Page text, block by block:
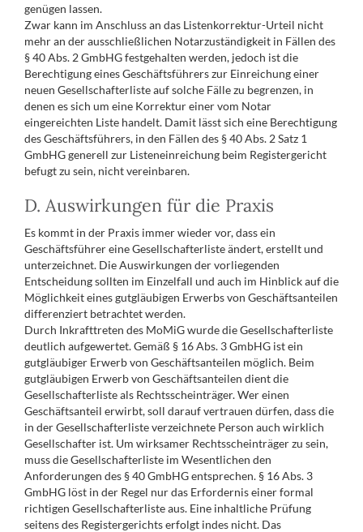
genügen lassen.
Zwar kann im Anschluss an das Listenkorrektur-Urteil nicht
mehr an der ausschließlichen Notarzuständigkeit in Fällen des
§ 40 Abs. 2 GmbHG festgehalten werden, jedoch ist die
Berechtigung eines Geschäftsführers zur Einreichung einer
neuen Gesellschafterliste auf solche Fälle zu begrenzen, in
denen es sich um eine Korrektur einer vom Notar
eingereichten Liste handelt. Damit lässt sich eine Berechtigung
des Geschäftsführers, in den Fällen des § 40 Abs. 2 Satz 1
GmbHG generell zur Listeneinreichung beim Registergericht
befugt zu sein, nicht vereinbaren.
D. Auswirkungen für die Praxis
Es kommt in der Praxis immer wieder vor, dass ein
Geschäftsführer eine Gesellschafterliste ändert, erstellt und
unterzeichnet. Die Auswirkungen der vorliegenden
Entscheidung sollten im Einzelfall und auch im Hinblick auf die
Möglichkeit eines gutgläubigen Erwerbs von Geschäftsanteilen
differenziert betrachtet werden.
Durch Inkrafttreten des MoMiG wurde die Gesellschafterliste
deutlich aufgewertet. Gemäß § 16 Abs. 3 GmbHG ist ein
gutgläubiger Erwerb von Geschäftsanteilen möglich. Beim
gutgläubigen Erwerb von Geschäftsanteilen dient die
Gesellschafterliste als Rechtsscheinträger. Wer einen
Geschäftsanteil erwirbt, soll darauf vertrauen dürfen, dass die
in der Gesellschafterliste verzeichnete Person auch wirklich
Gesellschafter ist. Um wirksamer Rechtsscheinträger zu sein,
muss die Gesellschafterliste im Wesentlichen den
Anforderungen des § 40 GmbHG entsprechen. § 16 Abs. 3
GmbHG löst in der Regel nur das Erfordernis einer formal
richtigen Gesellschafterliste aus. Eine inhaltliche Prüfung
seitens des Registergerichts erfolgt indes nicht. Das